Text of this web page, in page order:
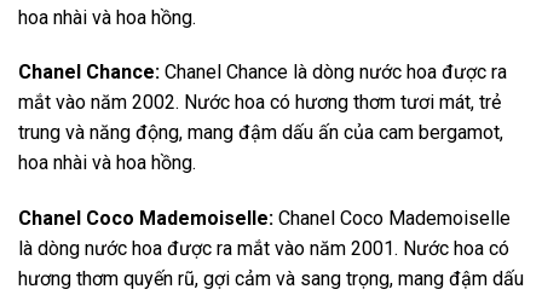
hoa nhài và hoa hồng.
Chanel Chance: Chanel Chance là dòng nước hoa được ra
mắt vào năm 2002. Nước hoa có hương thơm tươi mát, trẻ
trung và năng động, mang đậm dấu ấn của cam bergamot,
hoa nhài và hoa hồng.
Chanel Coco Mademoiselle: Chanel Coco Mademoiselle
là dòng nước hoa được ra mắt vào năm 2001. Nước hoa có
hương thơm quyến rũ, gợi cảm và sang trọng, mang đậm dấu